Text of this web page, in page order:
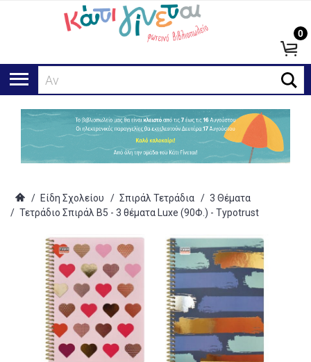
Αναζήτ
0
/ Είδη Σχολείου / Σπιράλ Τετράδια / 3 Θέματα
/ Τετράδιο Σπιράλ Β5 - 3 θέματα Luxe (90Φ.) - Typotrust